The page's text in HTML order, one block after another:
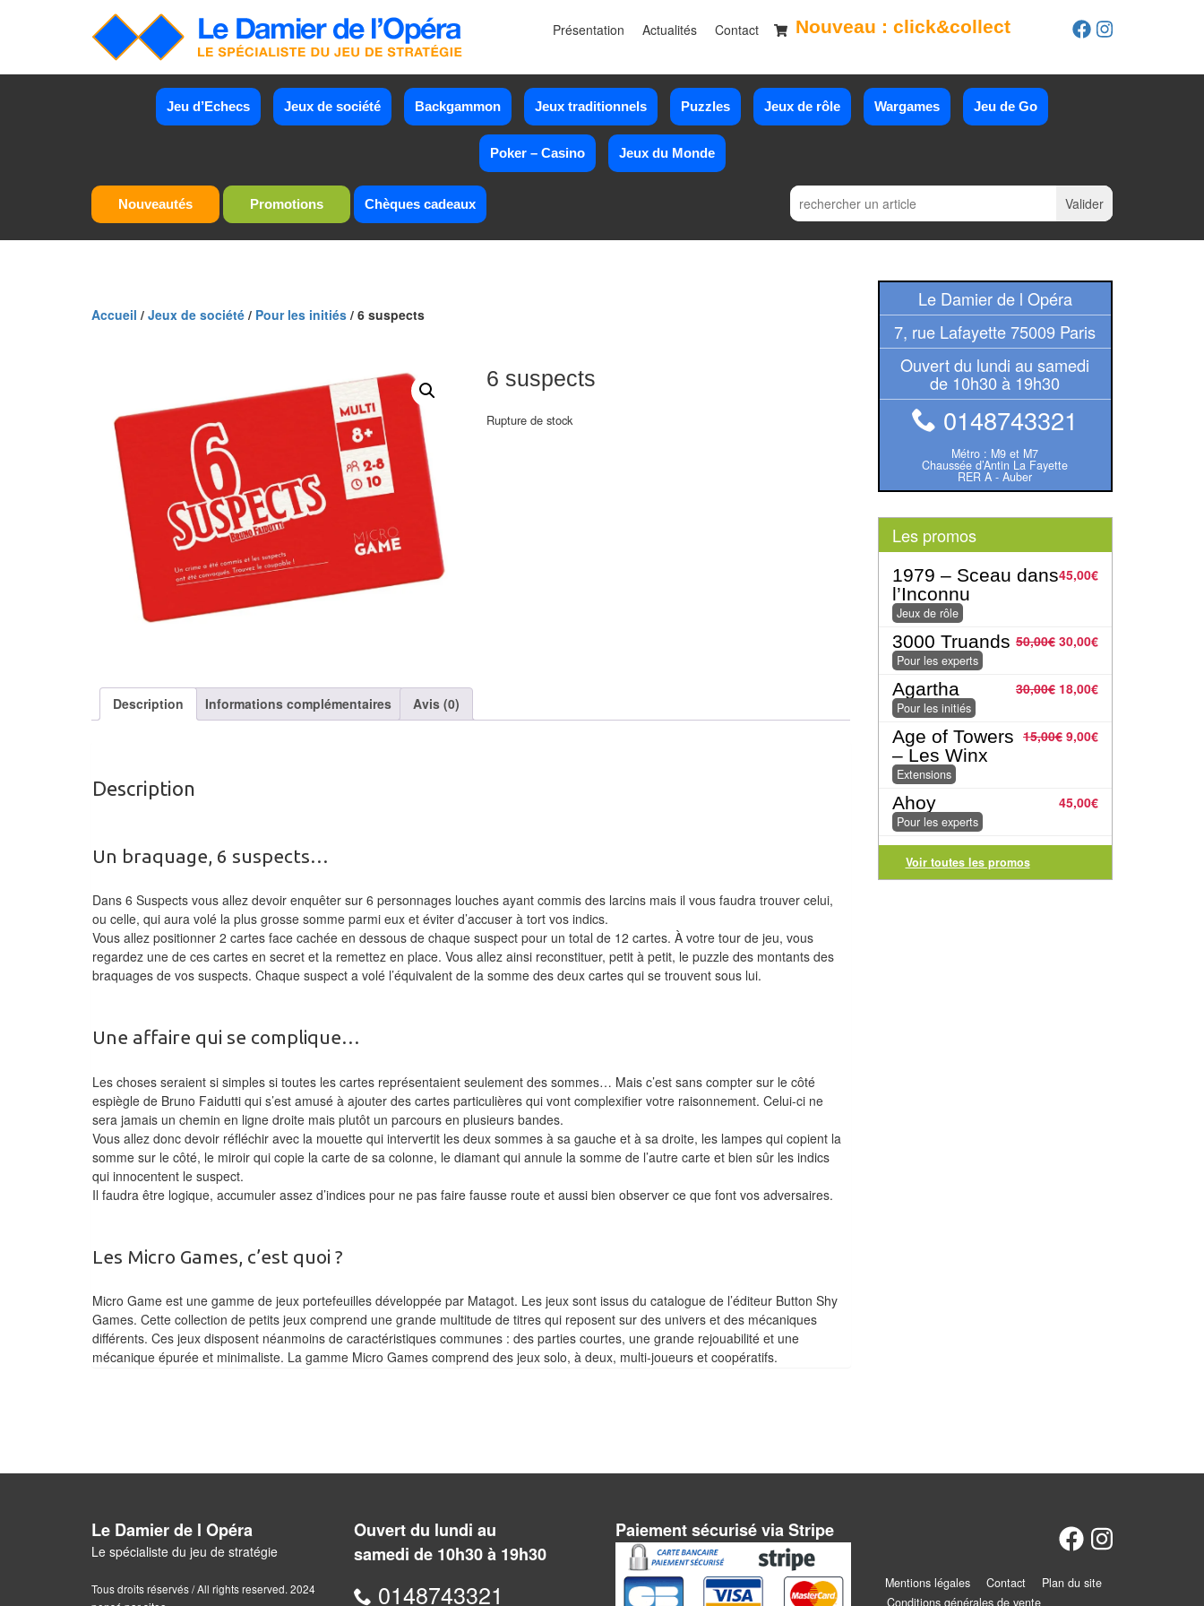
Présentation Actualités Contact Nouveau : click&collect
Jeu d’Echecs Jeux de société Backgammon Jeux traditionnels Puzzles Jeux de rôle Wargames Jeu de Go
Poker – Casino Jeux du Monde
Nouveautés Promotions Chèques cadeaux
Accueil / Jeux de société / Pour les initiés / 6 suspects
6 suspects
Rupture de stock
Description Informations complémentaires Avis (0)
Description
Un braquage, 6 suspects…
Dans 6 Suspects vous allez devoir enquêter sur 6 personnages louches ayant commis des larcins mais il vous faudra trouver celui,
ou celle, qui aura volé la plus grosse somme parmi eux et éviter d’accuser à tort vos indics.
Vous allez positionner 2 cartes face cachée en dessous de chaque suspect pour un total de 12 cartes. À votre tour de jeu, vous
regardez une de ces cartes en secret et la remettez en place. Vous allez ainsi reconstituer, petit à petit, le puzzle des montants des
braquages de vos suspects. Chaque suspect a volé l’équivalent de la somme des deux cartes qui se trouvent sous lui.
Une affaire qui se complique…
Les choses seraient si simples si toutes les cartes représentaient seulement des sommes… Mais c’est sans compter sur le côté
espiègle de Bruno Faidutti qui s’est amusé à ajouter des cartes particulières qui vont complexifier votre raisonnement. Celui-ci ne
sera jamais un chemin en ligne droite mais plutôt un parcours en plusieurs bandes.
Vous allez donc devoir réfléchir avec la mouette qui intervertit les deux sommes à sa gauche et à sa droite, les lampes qui copient la
somme sur le côté, le miroir qui copie la carte de sa colonne, le diamant qui annule la somme de l’autre carte et bien sûr les indics
qui innocentent le suspect.
Il faudra être logique, accumuler assez d’indices pour ne pas faire fausse route et aussi bien observer ce que font vos adversaires.
Les Micro Games, c’est quoi ?
Micro Game est une gamme de jeux portefeuilles développée par Matagot. Les jeux sont issus du catalogue de l’éditeur Button Shy
Games. Cette collection de petits jeux comprend une grande multitude de titres qui reposent sur des univers et des mécaniques
différents. Ces jeux disposent néanmoins de caractéristiques communes : des parties courtes, une grande rejouabilité et une
mécanique épurée et minimaliste. La gamme Micro Games comprend des jeux solo, à deux, multi-joueurs et coopératifs.
Le Damier de l Opéra
7, rue Lafayette 75009 Paris
Ouvert du lundi au samedi
de 10h30 à 19h30
0148743321
Métro : M9 et M7
Chaussée d’Antin La Fayette
RER A - Auber
Les promos
45,00€
1979 – Sceau dans
l’Inconnu
Jeux de rôle
50,00€ 30,00€
3000 Truands
Pour les experts
30,00€ 18,00€
Agartha
Pour les initiés
15,00€ 9,00€
Age of Towers
– Les Winx
Extensions
45,00€
Ahoy
Pour les experts
Voir toutes les promos
Le Damier de l Opéra
Le spécialiste du jeu de stratégie
Tous droits réservés / All rights reserved. 2024
Ouvert du lundi au
samedi de 10h30 à 19h30
0148743321
Paiement sécurisé via Stripe
Mentions légales Contact
Plan du site
Conditions générales de vente